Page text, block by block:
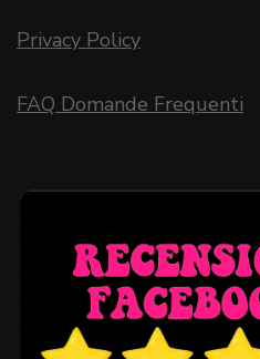
Privacy Policy
FAQ Domande Frequenti